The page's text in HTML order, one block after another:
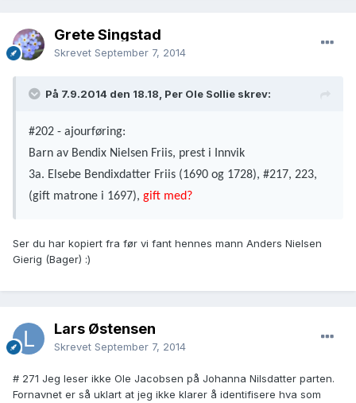
Grete Singstad
Skrevet September 7, 2014
På 7.9.2014 den 18.18, Per Ole Sollie skrev:
#202 - ajourføring:
Barn av Bendix Nielsen Friis, prest i Innvik
3a. Elsebe Bendixdatter Friis (1690 og 1728), #217, 223,
(gift matrone i 1697), gift med?
Ser du har kopiert fra før vi fant hennes mann Anders Nielsen
Gierig (Bager) :)
Lars Østensen
Skrevet September 7, 2014
# 271 Jeg leser ikke Ole Jacobsen på Johanna Nilsdatter parten.
Fornavnet er så uklart at jeg ikke klarer å identifisere hva som